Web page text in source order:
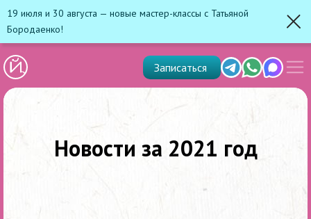
19 июля и 30 августа — новые мастер-классы с Татьяной
Бородаенко!
TelegramWhats'app
Max
Записаться
меню
Новости за 2021 год